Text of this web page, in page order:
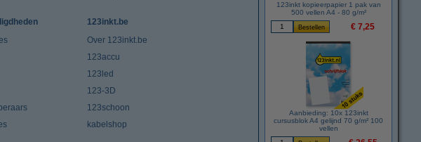
123inkt kopieerpapier 1 pak van
500 vellen A4 - 80 g/m²
€ 7,25
Aanbieding: 10x 123inkt
cursusblok A4 gelijnd 70 g/m² 100
vellen
123inkt.be
Over 123inkt.be
123accu
123led
123-3D
123schoon
kabelshop